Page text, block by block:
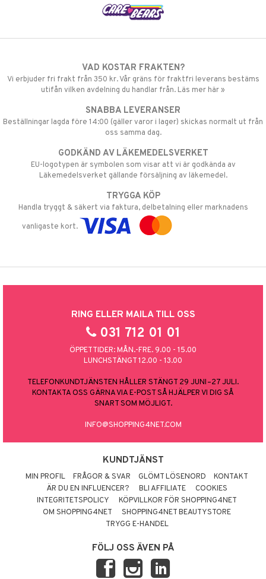
VAD KOSTAR FRAKTEN?
Vi erbjuder fri frakt från 350 kr. Vår gräns för fraktfri leverans bestäms
utifån vilken avdelning du handlar från. Läs mer här »
SNABBA LEVERANSER
Beställningar lagda före 14:00 (gäller varor i lager) skickas normalt ut från
oss samma dag.
GODKÄND AV LÄKEMEDELSVERKET
EU-logotypen är symbolen som visar att vi är godkända av
Läkemedelsverket gällande försäljning av läkemedel.
TRYGGA KÖP
Handla tryggt & säkert via faktura, delbetalning eller marknadens
vanligaste kort.
RING ELLER MAILA TILL OSS
031 712 01 01
ÖPPETTIDER: MÅN.-FRE. 9.00 - 15.00
LUNCHSTÄNGT 12.00 - 13.00
TELEFONKUNDTJÄNSTEN HÅLLER STÄNGT 29 JUNI–27 JULI.
KONTAKTA OSS GÄRNA VIA E-POST SÅ HJÄLPER VI DIG SÅ
SNART SOM MÖJLIGT.
INFO@SHOPPING4NET.COM
KUNDTJÄNST
MIN PROFIL FRÅGOR & SVAR GLÖMT LÖSENORD
KONTAKT
ÄR DU EN INFLUENCER?
BLI AFFILIATE
COOKIES
INTEGRITETSPOLICY
KÖPVILLKOR FÖR SHOPPING4NET
OM SHOPPING4NET
SHOPPING4NET BEAUTYSTORE
TRYGG E-HANDEL
FÖLJ OSS ÄVEN PÅ